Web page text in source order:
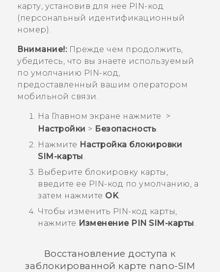
карту, установив для нее PIN-код
(персональный идентификационный
номер).
Внимание!:Прежде чем продолжить,
убедитесь, что вы знаете используемый
по умолчанию PIN-код,
предоставленный вашим оператором
мобильной связи.
На Главном экране нажмите
>
Настройки > Безопасность
Нажмите Настройка блокировки
SIM-карты
Выберите блокировку карты,
введите ее PIN-код по умолчанию, а
затем нажмите OK.
Чтобы изменить PIN-код карты,
нажмите Изменение PIN SIM-карты
Восстановление доступа к
заблокированной карте nano-SIM